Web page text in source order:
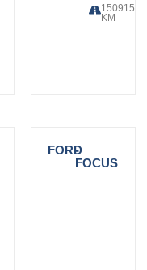
150915
KM
FORD
-
FOCUS